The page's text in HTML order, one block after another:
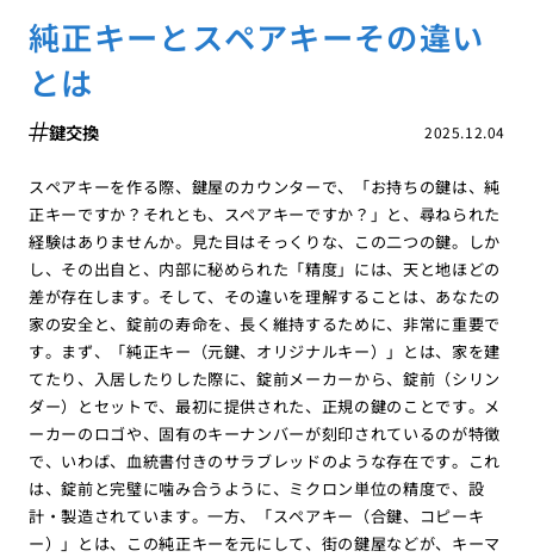
純正キーとスペアキーその違い
とは
2025.12.04
鍵交換
スペアキーを作る際、鍵屋のカウンターで、「お持ちの鍵は、純
正キーですか？それとも、スペアキーですか？」と、尋ねられた
経験はありませんか。見た目はそっくりな、この二つの鍵。しか
し、その出自と、内部に秘められた「精度」には、天と地ほどの
差が存在します。そして、その違いを理解することは、あなたの
家の安全と、錠前の寿命を、長く維持するために、非常に重要で
す。まず、「純正キー（元鍵、オリジナルキー）」とは、家を建
てたり、入居したりした際に、錠前メーカーから、錠前（シリン
ダー）とセットで、最初に提供された、正規の鍵のことです。メ
ーカーのロゴや、固有のキーナンバーが刻印されているのが特徴
で、いわば、血統書付きのサラブレッドのような存在です。これ
は、錠前と完璧に噛み合うように、ミクロン単位の精度で、設
計・製造されています。一方、「スペアキー（合鍵、コピーキ
ー）」とは、この純正キーを元にして、街の鍵屋などが、キーマ